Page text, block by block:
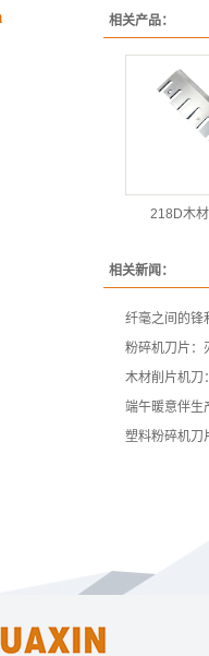
相关产品：
218D木
相关新闻：
纤毫之间的锋
粉碎机刀片：
木材削片机刀
端午暖意伴生
塑料粉碎机刀